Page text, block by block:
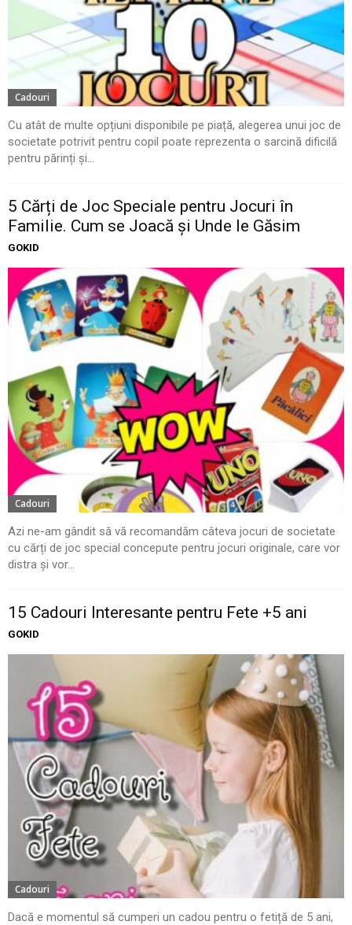
Cadouri
Cu atât de multe opțiuni disponibile pe piață, alegerea unui joc de
societate potrivit pentru copil poate reprezenta o sarcină dificilă
pentru părinți și...
5 Cărți de Joc Speciale pentru Jocuri în
Familie. Cum se Joacă și Unde le Găsim
GOKID
Cadouri
Azi ne-am gândit să vă recomandăm câteva jocuri de societate
cu cărți de joc special concepute pentru jocuri originale, care vor
distra și vor...
15 Cadouri Interesante pentru Fete +5 ani
GOKID
Cadouri
Dacă e momentul să cumperi un cadou pentru o fetiță de 5 ani,